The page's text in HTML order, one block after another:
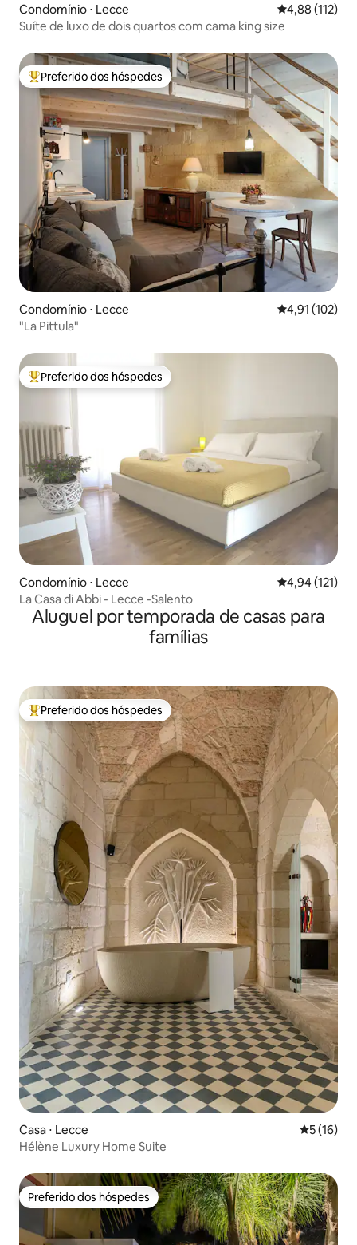
Condomínio ⋅ Lecce 4,88 de uma
4,88 (112)
Suíte de luxo de dois quartos com cama king size
Entre os melhores preferidos dos hóspedes
Preferido dos hóspedes
Condomínio ⋅ Lecce 4,91 de uma
4,91 (102)
"La Pittula"
Entre os melhores preferidos dos hóspedes
Preferido dos hóspedes
Condomínio ⋅ Lecce 4,94 de uma
4,94 (121)
La Casa di Abbi - Lecce -Salento
Aluguel por temporada de casas para
famílias
Entre os melhores preferidos dos hóspedes
Preferido dos hóspedes
Casa ⋅ Lecce 5 de uma
5 (16)
Hélène Luxury Home Suite
Preferido dos hóspedes
Preferido dos hóspedes